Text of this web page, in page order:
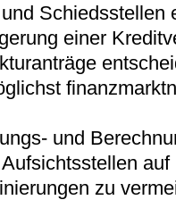
Schiedsstellen
einer
und
zu